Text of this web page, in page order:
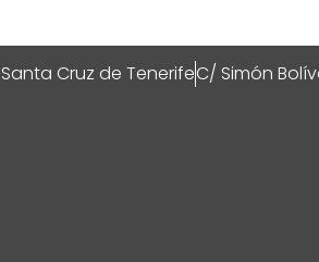
Cruz de TenerifeC/ Simón